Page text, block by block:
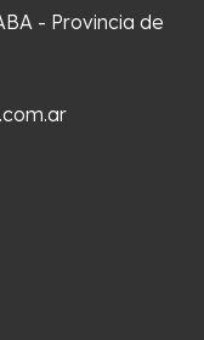
- Provincia de